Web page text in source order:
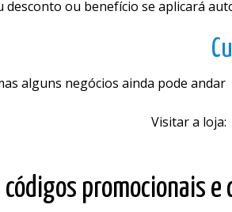
desconto ou benefício se aplicará
alguns negócios ainda pode andar
Visitar a loja:
promocionais e